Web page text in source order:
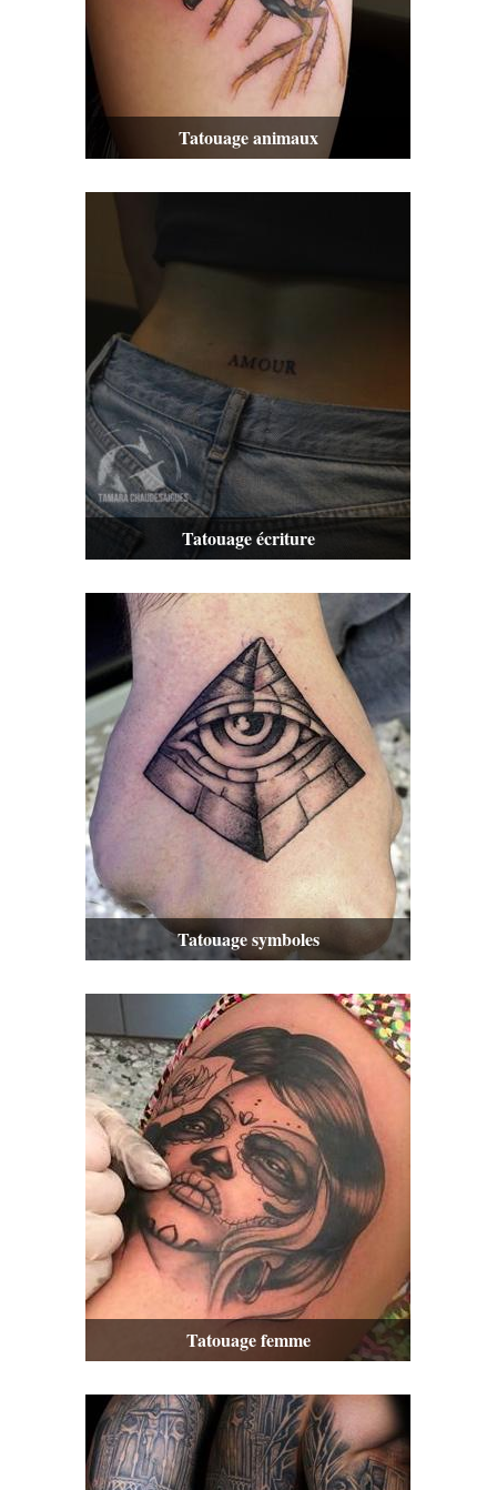
Tatouage animaux
Tatouage écriture
Tatouage symboles
Tatouage femme